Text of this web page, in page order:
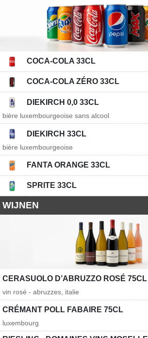
COCA-COLA 33CL
COCA-COLA ZÉRO 33CL
DIEKIRCH 0,0 33CL
bière luxembourgeoise sans alcool
DIEKIRCH 33CL
bière luxembourgeoise
FANTA ORANGE 33CL
SPRITE 33CL
WIJNEN
CERASUOLO D’ABRUZZO ROSÉ 75CL
vin rosé - abruzzes, italie
CRÉMANT POLL FABAIRE 75CL
luxembourg